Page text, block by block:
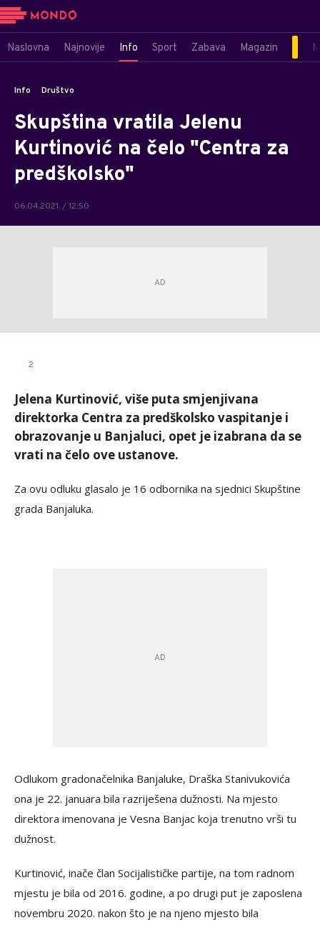
Naslovna Najnovije Info Sport Zabava Magazin
Info Društvo
Skupština vratila Jelenu
Kurtinović na čelo "Centra za
predškolsko"
06.04.2021. / 12:50
AUTOR
2
Jelena Kurtinović, više puta smjenjivana
direktorka Centra za predškolsko vaspitanje i
obrazovanje u Banjaluci, opet je izabrana da se
vrati na čelo ove ustanove.
Za ovu odluku glasalo je 16 odbornika na sjednici Skupštine
grada Banjaluka.
Odlukom gradonačelnika Banjaluke, Draška Stanivukovića
ona je 22. januara bila razriješena dužnosti. Na mjesto
direktora imenovana je Vesna Banjac koja trenutno vrši tu
dužnost.
Kurtinović, inače član Socijalističke partije, na tom radnom
mjestu je bila od 2016. godine, a po drugi put je zaposlena
novembru 2020. nakon što je na njeno mjesto bila